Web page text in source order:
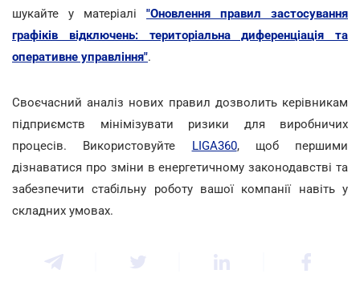
шукайте у матеріалі "Оновлення правил застосування
графіків відключень: територіальна диференціація та
оперативне управління".
Своєчасний аналіз нових правил дозволить керівникам
підприємств мінімізувати ризики для виробничих
процесів. Використовуйте LIGA360, щоб першими
дізнаватися про зміни в енергетичному законодавстві та
забезпечити стабільну роботу вашої компанії навіть у
складних умовах.